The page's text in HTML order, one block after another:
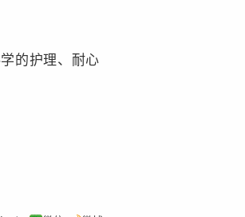
的护理、耐心